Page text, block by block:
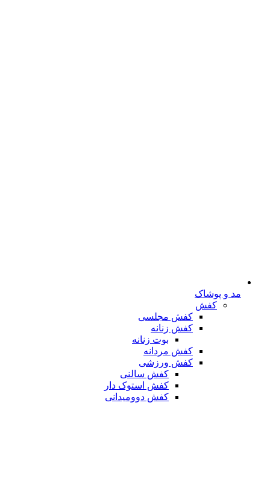
مد و پوشاک
کفش
کفش مجلسی
کفش زنانه
بوت زنانه
کفش مردانه
کفش ورزشی
کفش سالنی
کفش استوک دار
کفش دوومیدانی